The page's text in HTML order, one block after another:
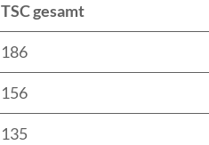
TSC gesamt
186
156
135